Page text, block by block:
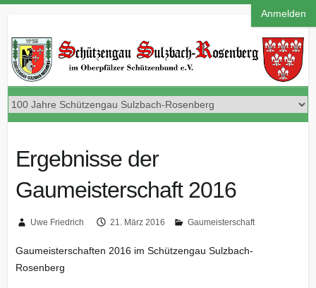
Anmelden
Ergebnisse der
Gaumeisterschaft 2016
Uwe Friedrich 21. März 2016 Gaumeisterschaft
Gaumeisterschaften 2016 im Schützengau Sulzbach-
Rosenberg